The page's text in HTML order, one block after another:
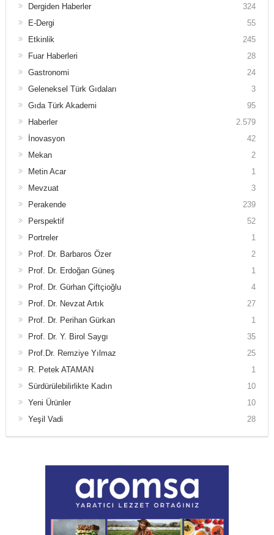
Dergiden Haberler
324
E-Dergi
55
Etkinlik
245
Fuar Haberleri
28
Gastronomi
24
Geleneksel Türk Gıdaları
3
Gıda Türk Akademi
95
Haberler
2.579
İnovasyon
42
Mekan
2
Metin Acar
1
Mevzuat
3
Perakende
239
Perspektif
52
Portreler
1
Prof. Dr. Barbaros Özer
2
Prof. Dr. Erdoğan Güneş
1
Prof. Dr. Gürhan Çiftçioğlu
4
Prof. Dr. Nevzat Artık
27
Prof. Dr. Perihan Gürkan
1
Prof. Dr. Y. Birol Saygı
35
Prof.Dr. Remziye Yılmaz
25
R. Petek ATAMAN
1
Sürdürülebilirlikte Kadın
10
Yeni Ürünler
10
Yeşil Vadi
28